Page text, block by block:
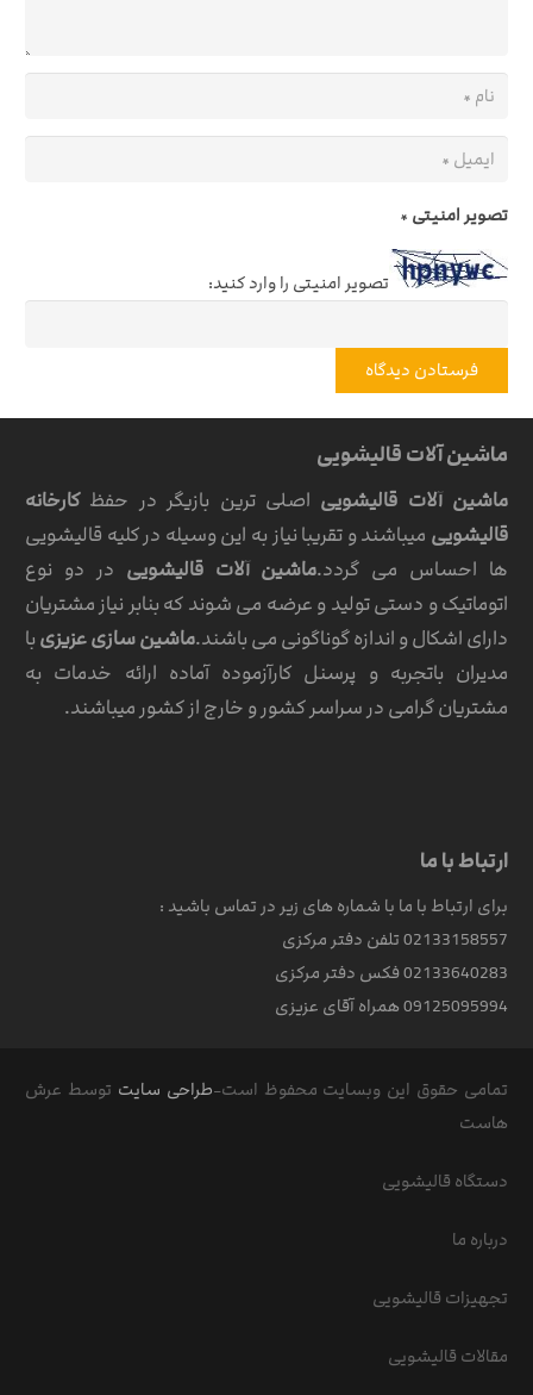
تصویر امنیتی *
تصویر امنیتی را وارد کنید:
فرستادن دیدگاه
ماشین آلات قالیشویی
ماشین آلات قالیشویی اصلی ترین بازیگر در حفظکارخانه
قالیشویی میباشند و تقریبا نیاز به این وسیله در کلیه قالیشویی
ها احساس می گردد.ماشین آلات قالیشویی در دو نوع
اتوماتیک و دستی تولید و عرضه می شوند که بنابر نیاز مشتریان
دارای اشکال و اندازه گوناگونی می باشند.ماشین سازی عزیزی با
مدیران باتجربه و پرسنل کارآزموده آماده ارائه خدمات به
مشتریان گرامی در سراسر کشور و خارج از کشور میباشند.
ارتباط با ما
برای ارتباط با ما با شماره های زیر در تماس باشید :
02133158557 تلفن دفتر مرکزی
02133640283 فکس دفتر مرکزی
09125095994 همراه آقای عزیزی
تمامی حقوق این وبسایت محفوظ است-طراحی سایت توسط عرش
هاست
دستگاه قالیشویی
درباره ما
تجهیزات قالیشویی
مقالات قالیشویی